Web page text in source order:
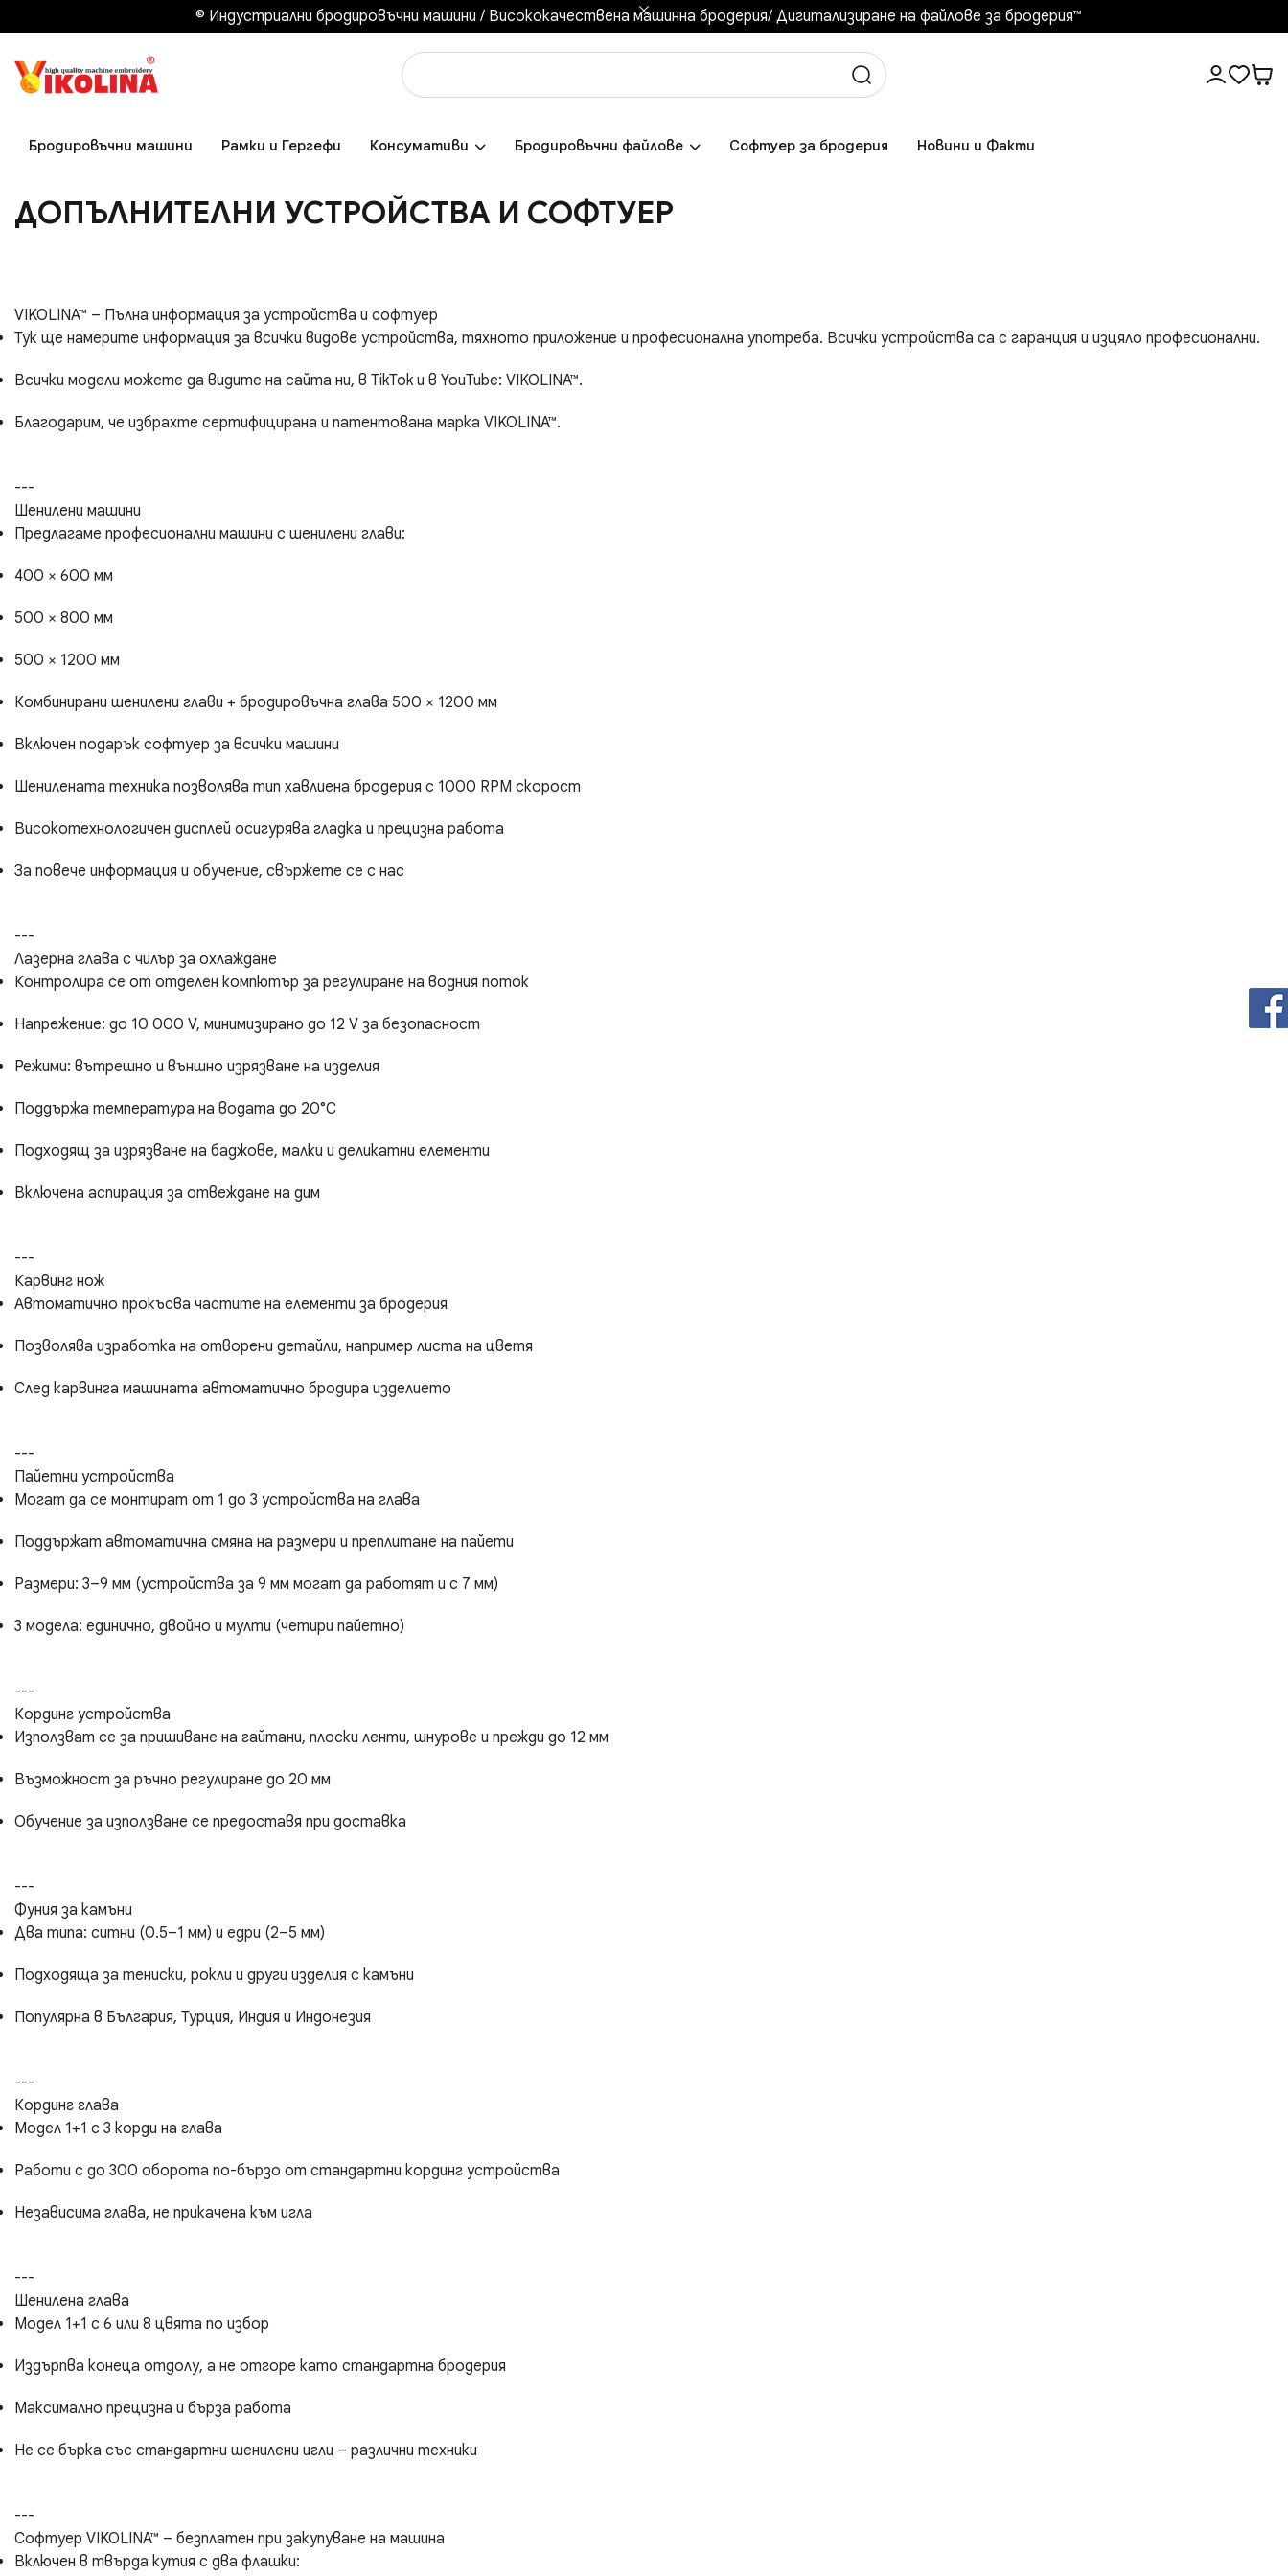
© Индустриални бродировъчни машини / Висококачествена машинна бродерия/ Дигитализиране на файлове за бродерия™️
Бродировъчни машини Рамки и Гергефи Консумативи Бродировъчни файлове Софтуер за бродерия Новини и Факти
ДОПЪЛНИТЕЛНИ УСТРОЙСТВА И СОФТУЕР
VIKOLINA™ – Пълна информация за устройства и софтуер
Тук ще намерите информация за всички видове устройства, тяхното приложение и професионална употреба. Всички устройства са с гаранция и изцяло професионални.
Всички модели можете да видите на сайта ни, в TikTok и в YouTube: VIKOLINA™.
Благодарим, че избрахте сертифицирана и патентована марка VIKOLINA™.
---
Шенилени машини
Предлагаме професионални машини с шенилени глави:
400 × 600 мм
500 × 800 мм
500 × 1200 мм
Комбинирани шенилени глави + бродировъчна глава 500 × 1200 мм
Включен подарък софтуер за всички машини
Шенилената техника позволява тип хавлиена бродерия с 1000 RPM скорост
Високотехнологичен дисплей осигурява гладка и прецизна работа
За повече информация и обучение, свържете се с нас
---
Лазерна глава с чилър за охлаждане
Контролира се от отделен компютър за регулиране на водния поток
Напрежение: до 10 000 V, минимизирано до 12 V за безопасност
Режими: вътрешно и външно изрязване на изделия
Поддържа температура на водата до 20°C
Подходящ за изрязване на баджове, малки и деликатни елементи
Включена аспирация за отвеждане на дим
---
Карвинг нож
Автоматично прокъсва частите на елементи за бродерия
Позволява изработка на отворени детайли, например листа на цветя
След карвинга машината автоматично бродира изделието
---
Пайетни устройства
Могат да се монтират от 1 до 3 устройства на глава
Поддържат автоматична смяна на размери и преплитане на пайети
Размери: 3–9 мм (устройства за 9 мм могат да работят и с 7 мм)
3 модела: единично, двойно и мулти (четири пайетно)
---
Кординг устройства
Използват се за пришиване на гайтани, плоски ленти, шнурове и прежди до 12 мм
Възможност за ръчно регулиране до 20 мм
Обучение за използване се предоставя при доставка
---
Фуния за камъни
Два типа: ситни (0.5–1 мм) и едри (2–5 мм)
Подходяща за тениски, рокли и други изделия с камъни
Популярна в България, Турция, Индия и Индонезия
---
Кординг глава
Модел 1+1 с 3 корди на глава
Работи с до 300 оборота по-бързо от стандартни кординг устройства
Независима глава, не прикачена към игла
---
Шенилена глава
Модел 1+1 с 6 или 8 цвята по избор
Издърпва конеца отдолу, а не отгоре като стандартна бродерия
Максимално прецизна и бърза работа
Не се бърка със стандартни шенилени игли – различни техники
---
Софтуер VIKOLINA™ – безплатен при закупуване на машина
Включен в твърда кутия с два флашки: